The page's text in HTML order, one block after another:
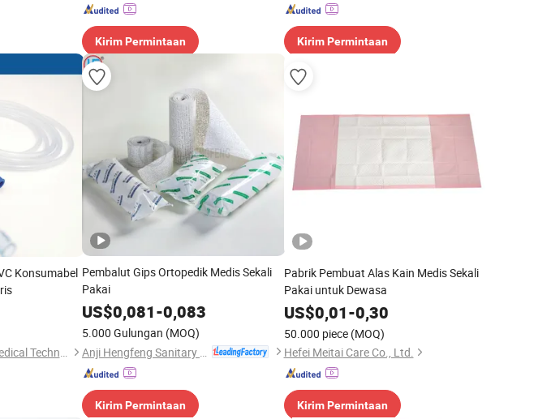
Kirim Permintaan Kirim Permintaan
Konsumabel
Zhongshan Centurial Medical Technology Co., Ltd.
Pembalut Gips Ortopedik Medis Sekali
Pakai
US$0,081-0,083
5.000 Gulungan (MOQ)
Kirim Permintaan
Pabrik Pembuat Alas Kain Medis Sekali
Pakai untuk Dewasa
US$0,01-0,30
50.000 piece (MOQ)
Hefei Meitai Care Co., Ltd.
Kirim Permintaan